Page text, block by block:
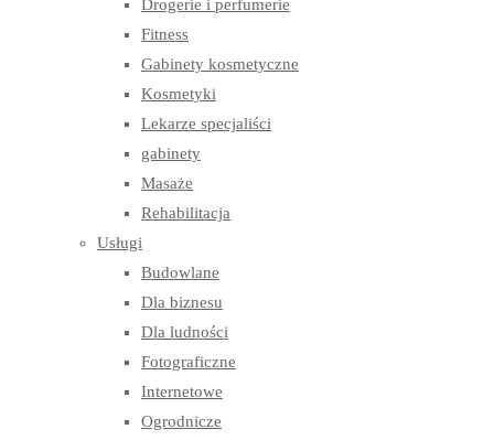
Drogerie i perfumerie
Fitness
Gabinety kosmetyczne
Kosmetyki
Lekarze specjaliści
gabinety
Masaże
Rehabilitacja
Usługi
Budowlane
Dla biznesu
Dla ludności
Fotograficzne
Internetowe
Ogrodnicze